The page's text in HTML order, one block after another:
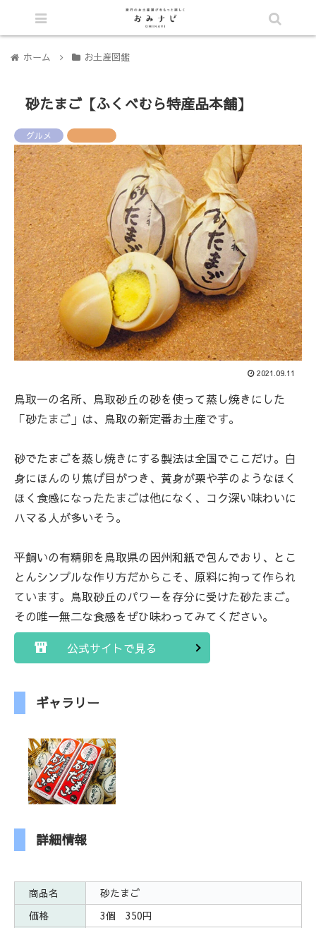
ホーム お土産図鑑
砂たまご【ふくべむら特産品本舗】
グルメ
2021.09.11
鳥取一の名所、鳥取砂丘の砂を使って蒸し焼きにした
「砂たまご」は、鳥取の新定番お土産です。
砂でたまごを蒸し焼きにする製法は全国でここだけ。白
身にほんのり焦げ目がつき、黄身が栗や芋のようなほく
ほく食感になったたまごは他になく、コク深い味わいに
ハマる人が多いそう。
平飼いの有精卵を鳥取県の因州和紙で包んでおり、とこ
とんシンプルな作り方だからこそ、原料に拘って作られ
ています。鳥取砂丘のパワーを存分に受けた砂たまご。
その唯一無二な食感をぜひ味わってみてください。
公式サイトで見る
ギャラリー
詳細情報
商品名
砂たまご
価格
3個 350円
シェア